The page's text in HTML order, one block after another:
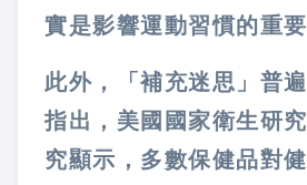
實是影響運動習慣的重要
此外，「補充迷思」普
指出，美國國家衛生研
究顯示，多數保健品對